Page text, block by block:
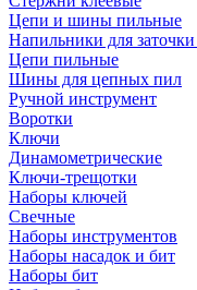
Цепи и шины пильные
Напильники для
Цепи пильные
Шины для цепных пил
Ручной инструмент
Воротки
Ключи
Динамометрические
Ключи-трещотки
Наборы ключей
Свечные
Наборы инструментов
Наборы насадок и бит
Наборы бит